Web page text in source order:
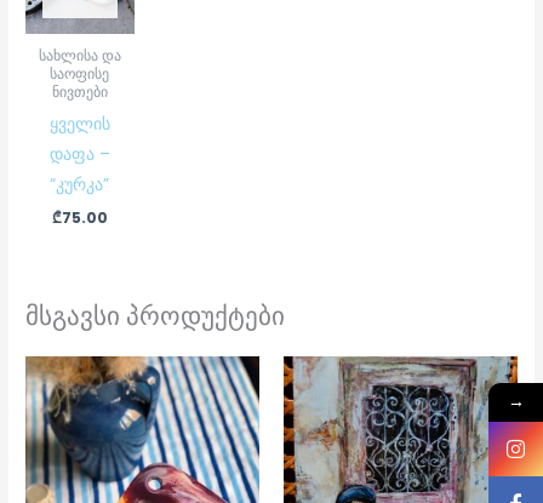
სახლისა და
საოფისე
ნივთები
ყველის
დაფა –
“კურკა”
₾75.00
მსგავსი პროდუქტები
→